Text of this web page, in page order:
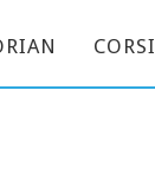
CORSI